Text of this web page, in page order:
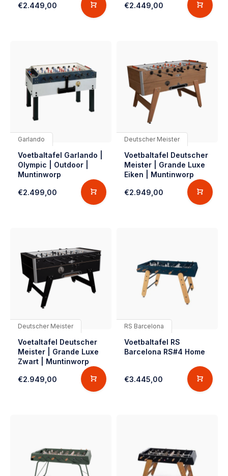
€2.449,00 €2.449,00
Garlando
Voetbaltafel Garlando |
Olympic | Outdoor |
Muntinworp
€2.499,00
Deutscher Meister
Voetbaltafel Deutscher
Meister | Grande Luxe
Eiken | Muntinworp
€2.949,00
Deutscher Meister
Voetaltafel Deutscher
Meister | Grande Luxe
Zwart | Muntinworp
€2.949,00
RS Barcelona
Voetbaltafel RS
Barcelona RS#4 Home
€3.445,00